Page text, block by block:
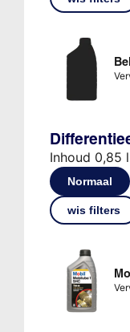
Inhoud 0,85
Normaal
wis filters